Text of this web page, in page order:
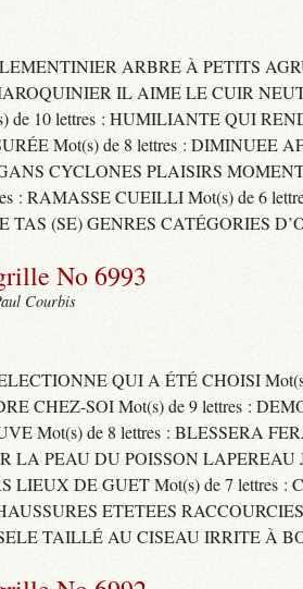
ARBRE À PETITS
IL AIME LE CUIR
de 10 lettres : HUMILIANTE QUI
Mot(s) de 8 lettres : DIMINUEE
CYCLONES PLAISIRS
: RAMASSE CUEILLI Mot(s) de 6
TAS (SE) GENRES CATÉGORIES
No 6993
Courbis
QUI A ÉTÉ CHOISI
CHEZ-SOI Mot(s) de 9 lettres :
Mot(s) de 8 lettres : BLESSERA
LA PEAU DU POISSON LAPEREAU
LIEUX DE GUET Mot(s) de 7 lettres :
ETETEES
TAILLÉ AU CISEAU IRRITE À